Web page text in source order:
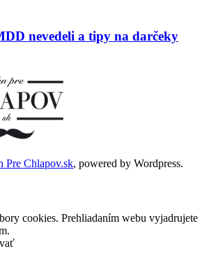
nevedeli a tipy na darčeky
Pre Chlapov.sk, powered by Wordpress.
cookies. Prehliadaním webu vyjadrujete